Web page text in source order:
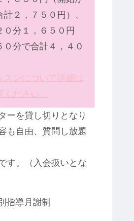
計２，７５０円）、
０分１，６５０円
０分で合計４，４０
スンについて詳細は
ださい。
ーを貸し切りとなり
も自由、質問し放題
す。（入会扱いとな
指導月謝制